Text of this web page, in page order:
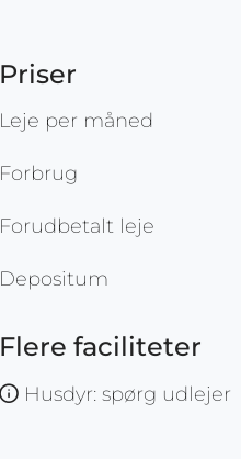
Priser
Leje per måned
Forbrug
Forudbetalt leje
Depositum
Flere faciliteter
Husdyr: spørg udlejer